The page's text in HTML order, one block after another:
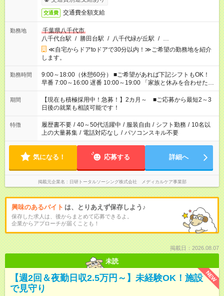
交通費 交通費全額支給
勤務地
千葉県八千代市
八千代台駅 / 勝田台駅 / 八千代緑が丘駅 / …
≪自宅からドアtoドアで30分以内！≫ご希望の勤務地を紹介
します。
勤務時間
9:00～18:00（休憩60分） ■ご希望があれば下記シフトもOK！
早番 7:00～16:00 遅番 10:00～19:00 「家族と休みを合わせた
い」 「余裕を持って夕飯の準備がしたい」 「できれば残業はし
たくない」 など、ご希望を教えてくださいね。 ※Wワーク希望
の方へ 今ご覧のお仕事で希望する勤務時間と、もう1つのお仕事
の勤務時間。 合計で週40時間を超える場合は応募できません。
期間
【現在も積極採用中！急募！】2カ月～ ■ご応募から最短2～3
日後の就業も相談可能です！
特徴 履歴書不要 / 40～50代活躍中 / 服装自由 / シフト勤務 / 10名以
上の大量募集 / 電話対応なし / パソコンスキル不要
気になる！ 応募する 詳細へ
掲載元企業名 日研トータルソーシング株式会社 メディカルケア事業部
興味のあるバイト は、とりあえず保存しよう♪
保存した求人は、後からまとめて応募できるよ。
企業からアプローチが届くことも！
掲載日：2026.08.07
未読
NEW
【週2回＆夜勤日収2.5万円～】未経験OK！施設
で見守り